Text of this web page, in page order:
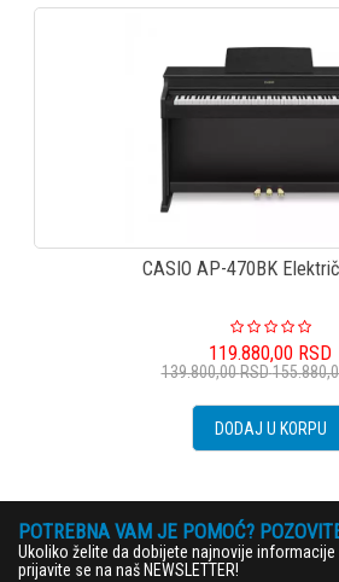
CASIO AP-470BK
119.880,00 RSD
139.800,00RSD
DODAJ U KORPU
POTREBNA VAM JE POMOĆ?
Ukoliko želite da dobijete najnovije
prijavite se na naš NEWSLETTER!